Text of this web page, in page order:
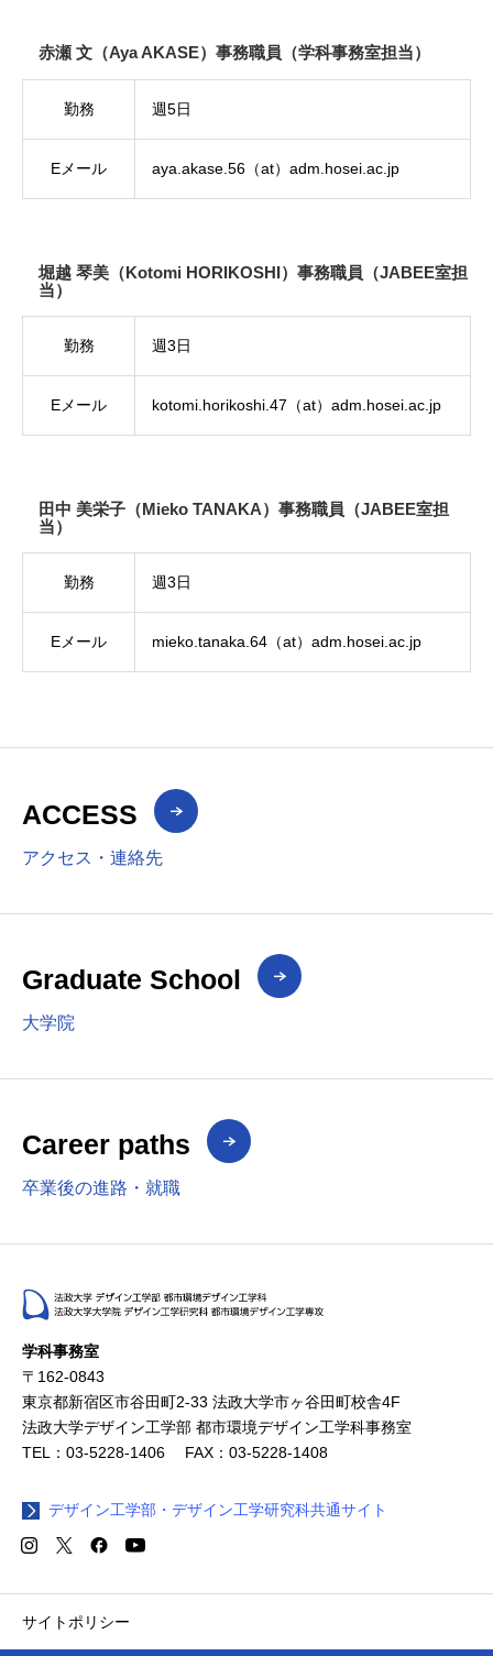
赤瀬 文（Aya AKASE）事務職員（学科事務室担当）
勤務 週5日
Eメール aya.akase.56（at）adm.hosei.ac.jp
堀越 琴美（Kotomi HORIKOSHI）事務職員（JABEE室担
当）
勤務 週3日
Eメール kotomi.horikoshi.47（at）adm.hosei.ac.jp
田中 美栄子（Mieko TANAKA）事務職員（JABEE室担
当）
勤務 週3日
Eメール mieko.tanaka.64（at）adm.hosei.ac.jp
ACCESS
アクセス・連絡先
Graduate School
大学院
Career paths
卒業後の進路・就職
学科事務室
〒162-0843
東京都新宿区市谷田町2-33 法政大学市ヶ谷田町校舎4F
法政大学デザイン工学部 都市環境デザイン工学科事務室
TEL：03-5228-1406 FAX：03-5228-1408
デザイン工学部・デザイン工学研究科共通サイト
サイトポリシー